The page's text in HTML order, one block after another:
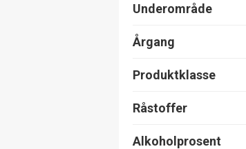
Underområde
Årgang
Produktklasse
Råstoffer
Alkoholprosent